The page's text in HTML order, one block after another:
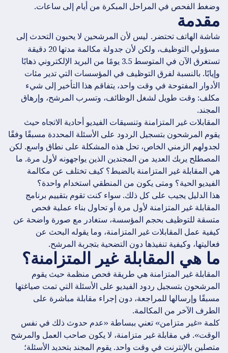
وضغط الفحص في المراحل المبكرة من أيام إلى ساعات.
مقدمة
شاشة الهاتف تحتضر. ليس لأن المرشحين لا يحبون التحدث إلى
مسؤولي التوظيف، ولكن لأن جدولة مكالمة مدتها 20 دقيقة
تستغرق الآن في المتوسط 3.5 يومًا من البريد الإلكتروني ذهابًا
وإيابًا. بالنسبة لفرق التوظيف في المؤسسات التي تدير مئات
الأدوار المفتوحة في وقت واحد، يتفاقم هذا التأخير إلى شيء
مكلف: وقت طويل لشغل الوظائف، وتسرب المرشح، وإرهاق
المجند.
المقابلات غير المتزامنة وتنسيقات الفيديو أحادية الاتجاه حيث
يقوم المرشحون بتسجيل الردود على الأسئلة المحددة مسبقًا وفقًا
لجدولهم الزمني الخاص، تحل هذه المشكلة على نطاق واسع. لكن
المصطلح يربك العديد من المجندين الذين يواجهونه لأول مرة. ما
هي المقابلة غير المتزامنة بالضبط؟ كيف تختلف عن مكالمة
الفيديو الحية؟ ومتى يكون من المنطقي استخدام واحدة؟
هذا الدليل يجيب على كل ذلك. سواء كنت تقوم بتقييم برنامج
المقابلة غير المتزامنة لأول مرة أو تحاول بناء عملية فحص
متسقة للتوظيف بحجم المؤسسة، ستغادر مع صورة واضحة عن
كيفية عمل المقابلات غير المتزامنة، وما يقوله البحث عن
فعاليتها، وكيفية تنفيذها دون التضحية بتجربة المرشح.
ما هي المقابلة غير المتزامنة؟
المقابلة غير المتزامنة هي طريقة فحص منظمة حيث يقوم
المرشحون بتسجيل ردود الفيديو على الأسئلة التي تمت صياغتها
مسبقًا وإرسالها للمراجعة، دون إجراء مقابلة مباشرة على
الطرف الآخر من المكالمة.
كلمة «غير متزامن» تعني ببساطة «عدم حدوث ذلك في نفس
الوقت». في مقابلة غير متزامنة، لا يكون صاحب العمل والمرشح
متصلين بالإنترنت في وقت واحد. يقوم المجند بتحديد الأسئلة؛